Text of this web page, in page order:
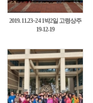
2019. 11.23~24 1박2일 고령상주
신비의가야문화체험4
19-12-19